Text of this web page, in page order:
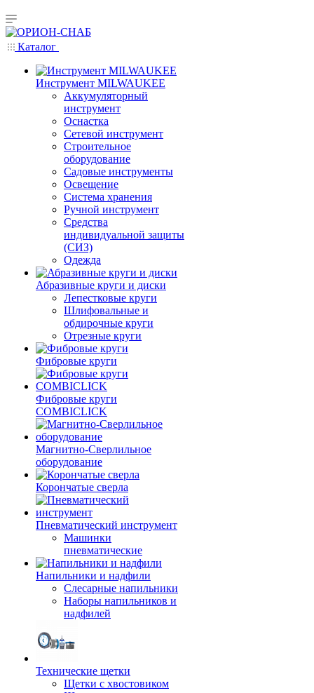
Каталог
Инструмент MILWAUKEE
Аккумуляторный
инструмент
Оснастка
Сетевой инструмент
Строительное
оборудование
Садовые инструменты
Освещение
Система хранения
Ручной инструмент
Средства
индивидуальной защиты
(СИЗ)
Одежда
Абразивные круги и диски
Лепестковые круги
Шлифовальные и
обдирочные круги
Отрезные круги
Фибровые круги
Фибровые круги
COMBICLICK
Магнитно-Сверлильное
оборудование
Корончатые сверла
Пневматический инструмент
Машинки
пневматические
Напильники и надфили
Слесарные напильники
Наборы напильников и
надфилей
Технические щетки
Щетки с хвостовиком